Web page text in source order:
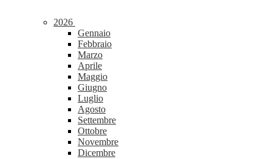
2026
Gennaio
Febbraio
Marzo
Aprile
Maggio
Giugno
Luglio
Agosto
Settembre
Ottobre
Novembre
Dicembre